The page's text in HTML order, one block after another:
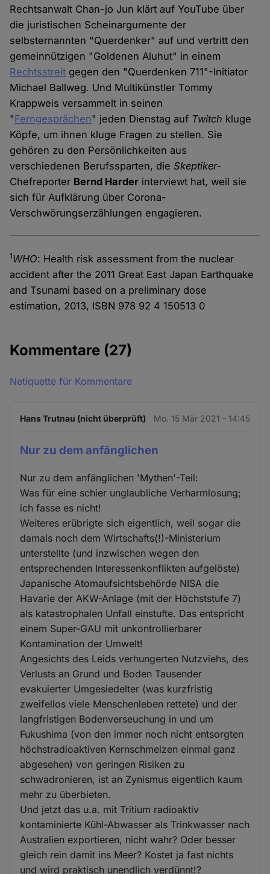
Rechtsanwalt Chan-jo Jun klärt auf YouTube über
die juristischen Scheinargumente der
selbsternannten "Querdenker" auf und vertritt den
gemeinnützigen "Goldenen Aluhut" in einem
Rechtsstreit gegen den "Querdenken 711"-Initiator
Michael Ballweg. Und Multikünstler Tommy
Krappweis versammelt in seinen
"Ferngesprächen" jeden Dienstag auf Twitch kluge
Köpfe, um ihnen kluge Fragen zu stellen. Sie
gehören zu den Persönlichkeiten aus
verschiedenen Berufssparten, dieSkeptiker-
Chefreporter Bernd Harder interviewt hat, weil sie
sich für Aufklärung über Corona-
Verschwörungserzählungen engagieren.
1WHO: Health risk assessment from the nuclear
accident after the 2011 Great East Japan Earthquake
and Tsunami based on a preliminary dose
estimation, 2013, ISBN 978 92 4 150513 0
Kommentare (27)
Netiquette für Kommentare
Hans Trutnau (nicht überprüft) Mo. 15 Mär 2021 - 14:45
Nur zu dem anfänglichen
Nur zu dem anfänglichen 'Mythen'-Teil:
Was für eine schier unglaubliche Verharmlosung;
ich fasse es nicht!
Weiteres erübrigte sich eigentlich, weil sogar die
damals noch dem Wirtschafts(!)-Ministerium
unterstellte (und inzwischen wegen den
entsprechenden Interessenkonflikten aufgelöste)
Japanische Atomaufsichtsbehörde NISA die
Havarie der AKW-Anlage (mit der Höchststufe 7)
als katastrophalen Unfall einstufte. Das entspricht
einem Super-GAU mit unkontrollierbarer
Kontamination der Umwelt!
Angesichts des Leids verhungerten Nutzviehs, des
Verlusts an Grund und Boden Tausender
evakuierter Umgesiedelter (was kurzfristig
zweifellos viele Menschenleben rettete) und der
langfristigen Bodenverseuchung in und um
Fukushima (von den immer noch nicht entsorgten
höchstradioaktiven Kernschmelzen einmal ganz
abgesehen) von geringen Risiken zu
schwadronieren, ist an Zynismus eigentlich kaum
mehr zu überbieten.
Und jetzt das u.a. mit Tritium radioaktiv
kontaminierte Kühl-Abwasser als Trinkwasser nach
Australien exportieren, nicht wahr? Oder besser
gleich rein damit ins Meer? Kostet ja fast nichts
und wird praktisch unendlich verdünnt!?